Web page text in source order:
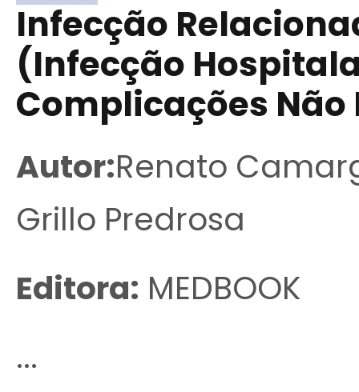
Infecção
(Infecção
Complicações
Autor:Renato
Grillo Predrosa
Editora: MEDBOOK
...